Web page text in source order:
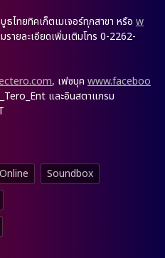
ไทยทิคเก็ตเมเจอร์ทุกสาขา หรือ w
รายละเอียดเพิ่มเติมโทร 0-2262-
, เฟซบุค www.faceboo
และอินสตาแกรม
Soundbox